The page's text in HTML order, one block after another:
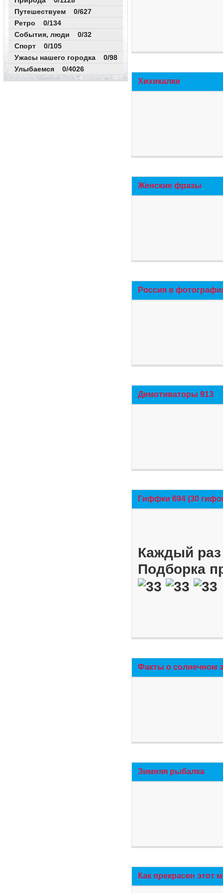
Путешествуем 0/627
Ретро 0/134
События, люди 0/32
Спорт 0/105
Ужасы нашего городка 0/98
Улыбаемся 0/4026
Хихикалки
Женские фразы
Россия в
Демотиваторы 913
Гиффки 694 (30
Каждый
Подборка
Факты о солнечном
Зимняя рыбалка
Как прекрасен этот